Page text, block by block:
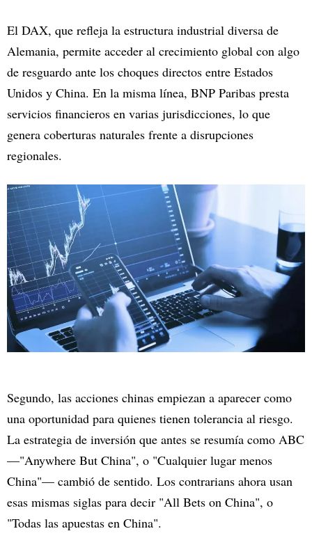
El DAX, que refleja la estructura industrial diversa de
Alemania, permite acceder al crecimiento global con algo
de resguardo ante los choques directos entre Estados
Unidos y China. En la misma línea, BNP Paribas presta
servicios financieros en varias jurisdicciones, lo que
genera coberturas naturales frente a disrupciones
regionales.
Segundo, las acciones chinas empiezan a aparecer como
una oportunidad para quienes tienen tolerancia al riesgo.
La estrategia de inversión que antes se resumía como ABC
—"Anywhere But China", o "Cualquier lugar menos
China"— cambió de sentido. Los contrarians ahora usan
esas mismas siglas para decir "All Bets on China", o
"Todas las apuestas en China".